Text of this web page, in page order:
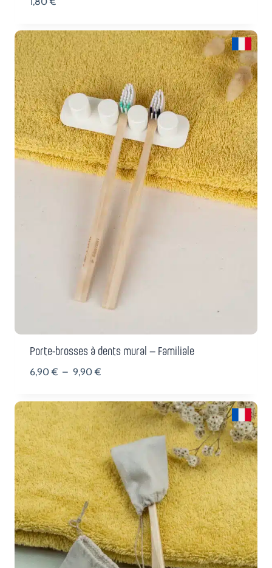
Porte-brosses à dents mural – Familiale
6,90€ – 9,90€Plage
prix :
6,90 €
à
9,90 €